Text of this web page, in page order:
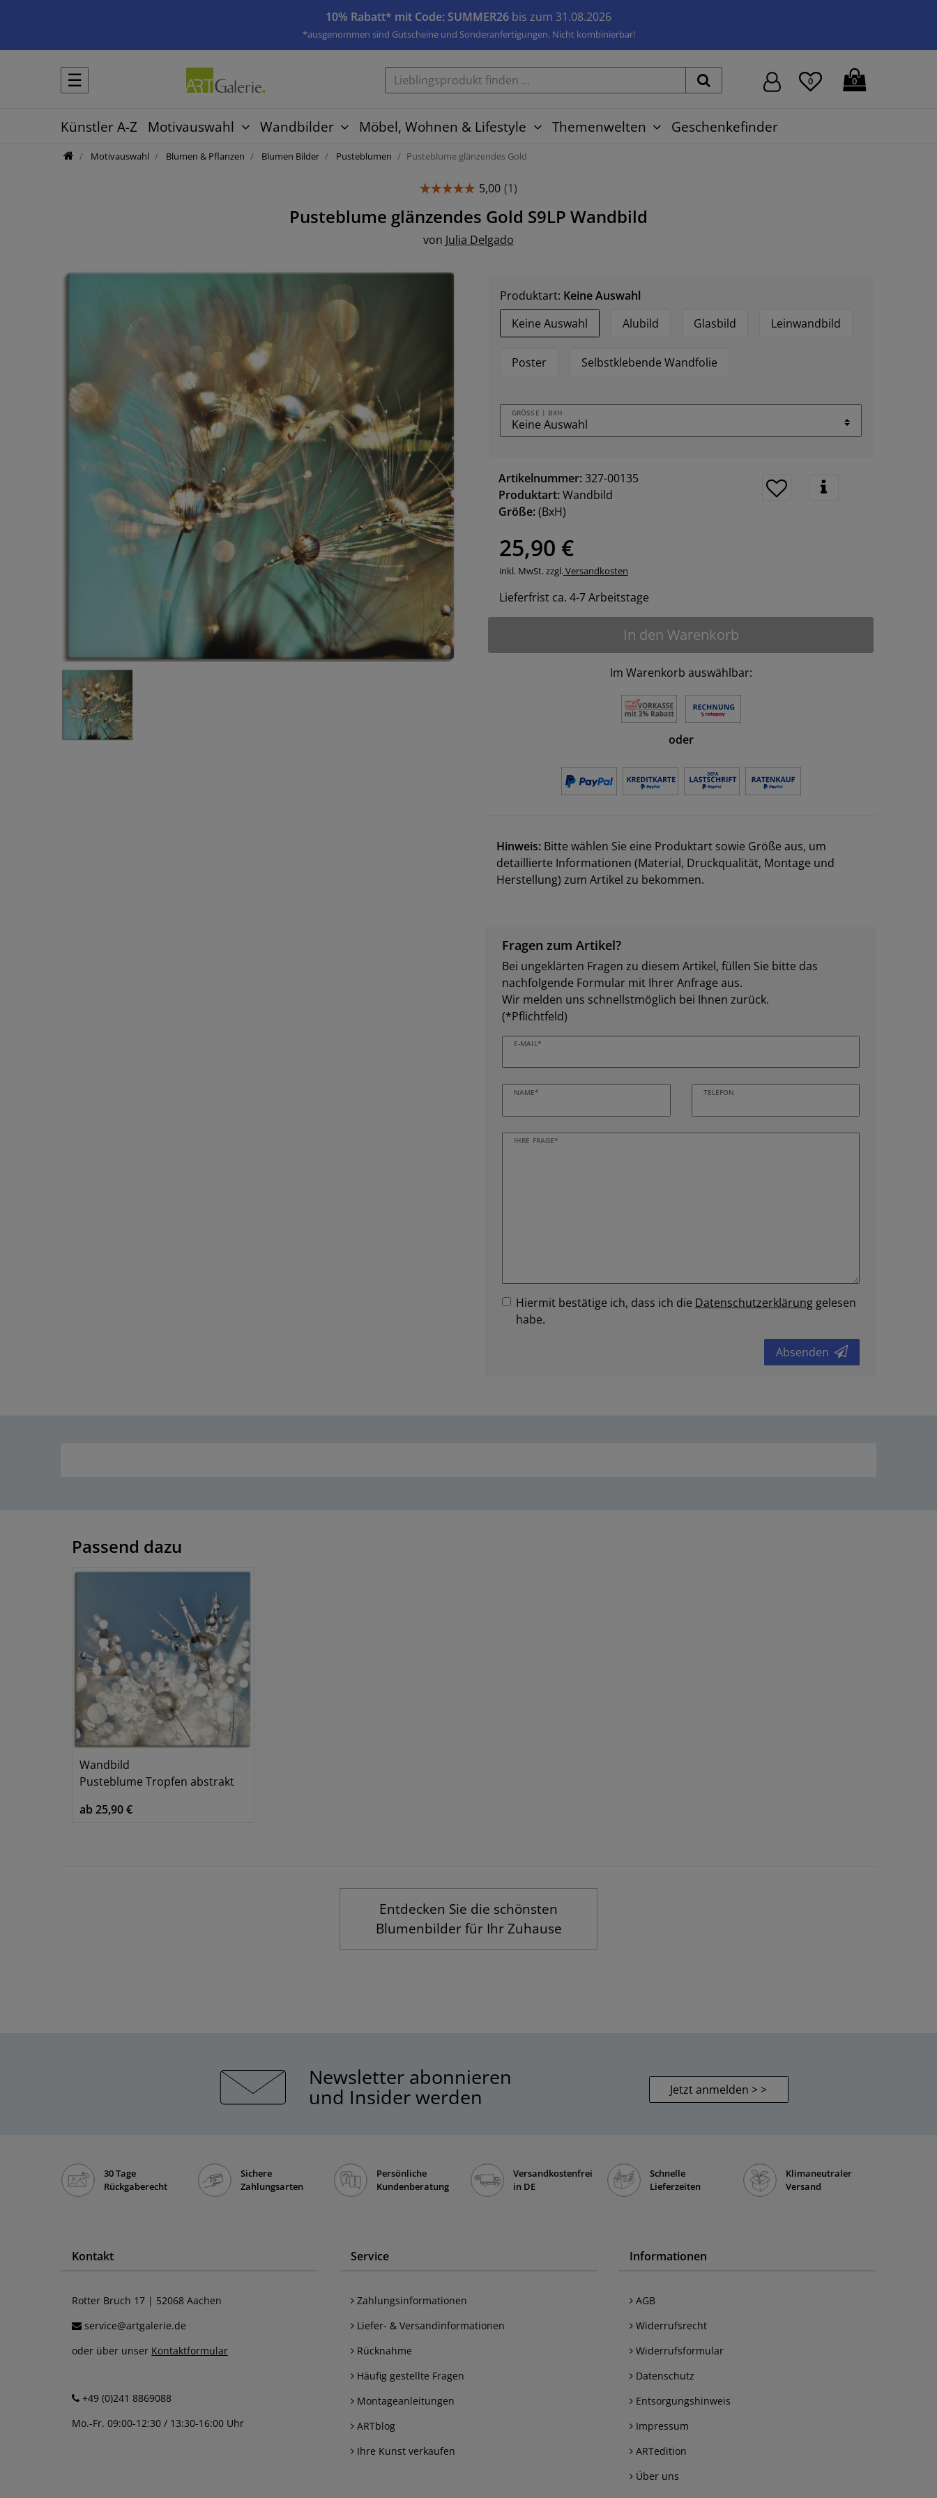
10% Rabatt* mit Code: SUMMER26 bis zum 31.08.2026
*ausgenommen sind Gutscheine und Sonderanfertigungen. Nicht kombinierbar!
☰ 0 0
Künstler A-Z Motivauswahl Wandbilder Möbel, Wohnen & Lifestyle Themenwelten Geschenkefinder
Motivauswahl Blumen & Pflanzen Blumen Bilder Pusteblumen Pusteblume glänzendes Gold
Pusteblume glänzendes Gold S9LP Wandbild
von Julia Delgado
Produktart: Keine Auswahl
Keine Auswahl
Alubild Glasbild Leinwandbild
Poster Selbstklebende Wandfolie
GRÖSSE | BXH
Artikelnummer:327-00135
Produktart:Wandbild
Größe:(BxH)
25,90 €
inkl. MwSt. zzgl. Versandkosten
Lieferfrist ca. 4-7 Arbeitstage
In den Warenkorb
Im Warenkorb auswählbar:
oder
Hinweis: Bitte wählen Sie eine Produktart sowie Größe aus, um
detaillierte Informationen (Material, Druckqualität, Montage und
Herstellung) zum Artikel zu bekommen.
Fragen zum Artikel?
Bei ungeklärten Fragen zu diesem Artikel, füllen Sie bitte das
nachfolgende Formular mit Ihrer Anfrage aus.
Wir melden uns schnellstmöglich bei Ihnen zurück.
(*Pflichtfeld)
E-MAIL*
NAME* TELEFON
IHRE FRAGE*
Hiermit bestätige ich, dass ich die Daten­schutz­erklärung gelesen
habe.
Absenden
Passend dazu
Wandbild
Pusteblume Tropfen abstrakt
ab 25,90 €
Entdecken Sie die schönsten
Blumenbilder für Ihr Zuhause
Newsletter abonnieren
und Insider werden Jetzt anmelden > >
30 Tage
Rückgaberecht
Sichere
Zahlungsarten
Persönliche
Kundenberatung
Versandkostenfrei
in DE
Schnelle
Lieferzeiten
Klimaneutraler
Versand
Kontakt
Rotter Bruch 17 | 52068 Aachen
service@artgalerie.de
oder über unser Kontaktformular
+49 (0)241 8869088
Mo.-Fr. 09:00-12:30 / 13:30-16:00 Uhr
Service
Zahlungsinformationen
Liefer- & Versandinformationen
Rücknahme
Häufig gestellte Fragen
Montageanleitungen
ARTblog
Ihre Kunst verkaufen
Informationen
AGB
Widerrufsrecht
Widerrufsformular
Datenschutz
Entsorgungshinweis
Impressum
ARTedition
Über uns